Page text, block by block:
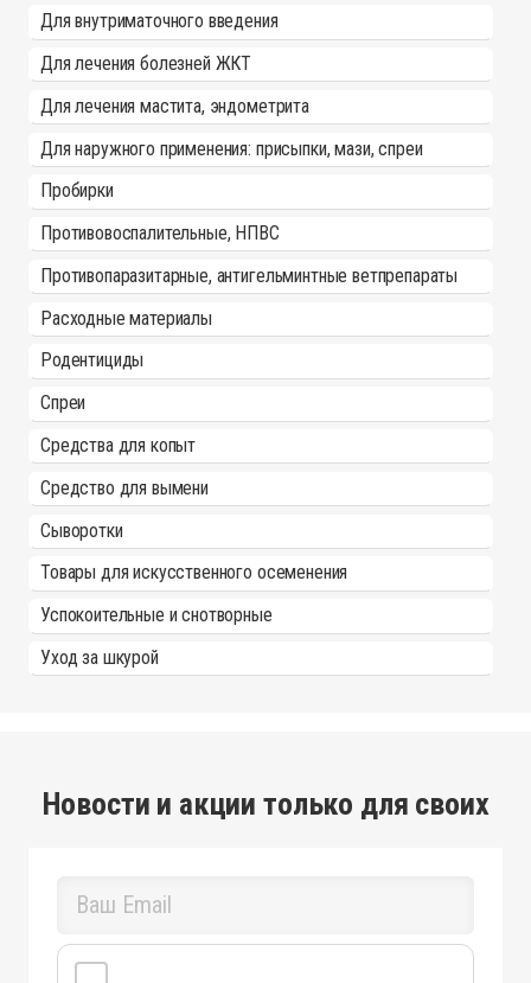
Для внутриматочного введения
Для лечения болезней ЖКТ
Для лечения мастита, эндометрита
Для наружного применения: присыпки, мази, спреи
Пробирки
Противовоспалительные, НПВС
Противопаразитарные, антигельминтные ветпрепараты
Расходные материалы
Родентициды
Спреи
Средства для копыт
Средство для вымени
Сыворотки
Товары для искусственного осеменения
Успокоительные и снотворные
Уход за шкурой
Новости и акции только для своих